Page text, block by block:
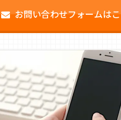
お問い合わせフォームは